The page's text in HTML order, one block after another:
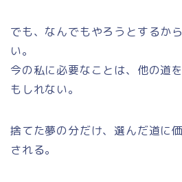
でも、なんでもやろうとするか
い。
今の私に必要なことは、他の道
もしれない。
捨てた夢の分だけ、選んだ道に
される。